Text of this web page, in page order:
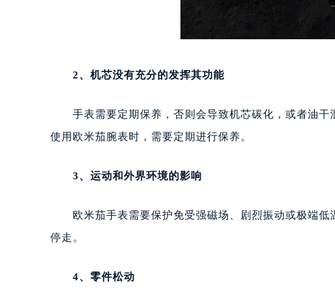
2、机芯没有充分的发挥其功能
手表需要定期保养，否则会导致机芯碳化，或者油干
使用欧米茄腕表时，需要定期进行保养。
3、运动和外界环境的影响
欧米茄手表需要保护免受强磁场、剧烈振动或极端低
停走。
4、零件松动